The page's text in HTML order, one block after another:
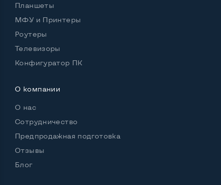
Планшеты
МФУ и Принтеры
Роутеры
Телевизоры
Конфигуратор ПК
О компании
О нас
Сотрудничество
Предпродажная подготовка
Отзывы
Блог